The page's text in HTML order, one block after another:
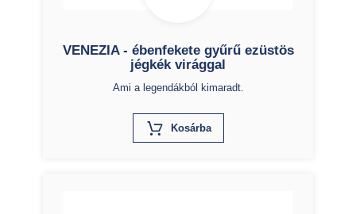
VENEZIA - ébenfekete gyűrű ezüstös
jégkék virággal
Ami a legendákból kimaradt.
KosárbaX